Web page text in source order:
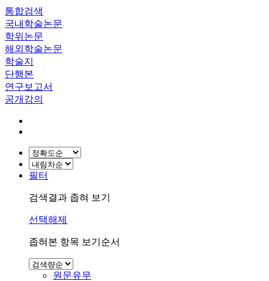
통합검색
국내학술논문
학위논문
해외학술논문
학술지
단행본
연구보고서
공개강의
필터
검색결과 좁혀 보기
선택해제
좁혀본 항목 보기순서
원문유무